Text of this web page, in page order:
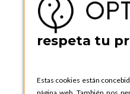
Teléfono:
OPTIONS
respeta tu
Estas cookies están